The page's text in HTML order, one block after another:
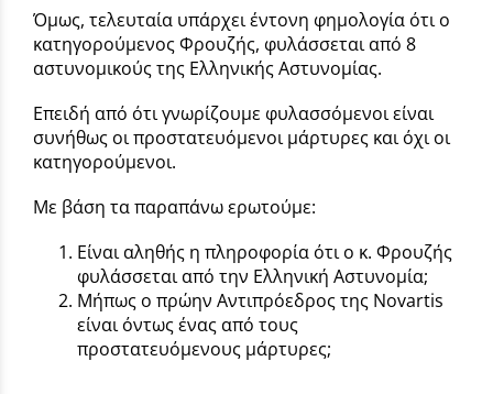
Όμως, τελευταία υπάρχει έντονη φημολογία ότι ο
κατηγορούμενος Φρουζής, φυλάσσεται από 8
αστυνομικούς της Ελληνικής Αστυνομίας.
Επειδή από ότι γνωρίζουμε φυλασσόμενοι είναι
συνήθως οι προστατευόμενοι μάρτυρες και όχι οι
κατηγορούμενοι.
Με βάση τα παραπάνω ερωτούμε:
Είναι αληθής η πληροφορία ότι ο κ. Φρουζής
φυλάσσεται από την Ελληνική Αστυνομία;
Μήπως ο πρώην Αντιπρόεδρος της Novartis
είναι όντως ένας από τους
προστατευόμενους μάρτυρες;